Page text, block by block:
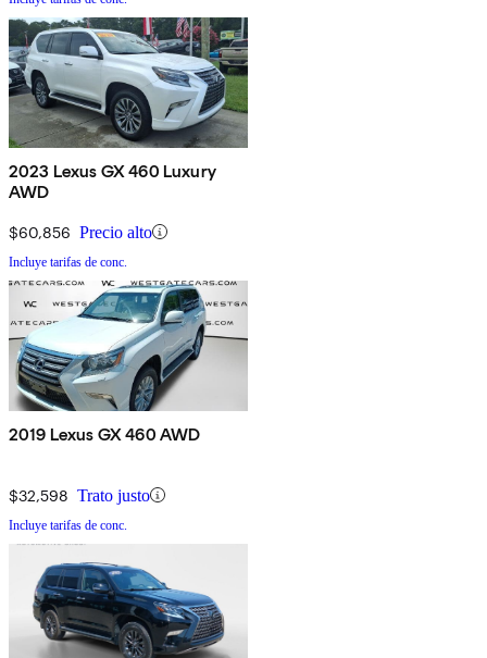
2023 Lexus GX 460 Luxury
AWD
$60,856 Precio alto
Incluye tarifas de conc.
2019 Lexus GX 460 AWD
$32,598 Trato justo
Incluye tarifas de conc.